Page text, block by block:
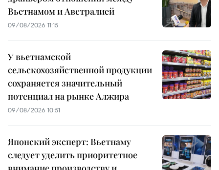
Вьетнамом и Австралией
09/08/2026 11:15
У вьетнамской
сельскохозяйственной продукции
сохраняется значительный
потенциал на рынке Алжира
09/08/2026 10:51
Японский эксперт: Вьетнаму
следует уделить приоритетное